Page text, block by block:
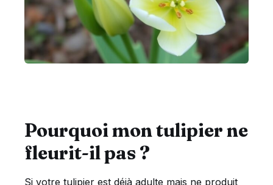
Pourquoi mon tulipier ne
fleurit-il pas ?
Si votre tulipier est déjà adulte mais ne produit